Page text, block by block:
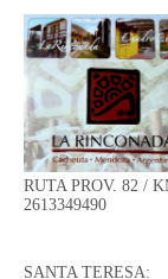
RUTA PROV. 82 /
2613349490
SANTA TERESA: